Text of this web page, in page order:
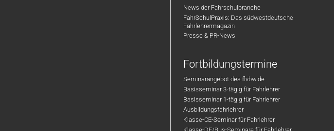
News der Fahrschulbranche
FahrSchulPraxis: Das südwestdeutsche
Fahrlehrermagazin
Presse & PR-News
Fortbildungstermine
Seminarangebot des flvbw.de
Basisseminar 3-tägig für Fahrlehrer
Basisseminar 1-tägig für Fahrlehrer
Ausbildungsfahrlehrer
Klasse-CE-Seminar für Fahrlehrer